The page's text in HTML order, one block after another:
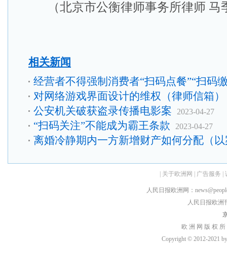
（北京市公衡律师事务所律师 马
相关新闻
经营者不得强制消费者“扫码点餐”“扫码
对网络游戏界面设计的维权（律师信箱）
公安机关破获盗录传播电影案 2023-04-27
“扫码关注”不能成为霸王条款 2023-04-27
离婚冷静期内一方新增财产如何分配（
关于欧洲网 广告服务
人民日报欧洲网：
人民日报欧洲
欧 洲 网 版 权
Copyright © 2012-2021